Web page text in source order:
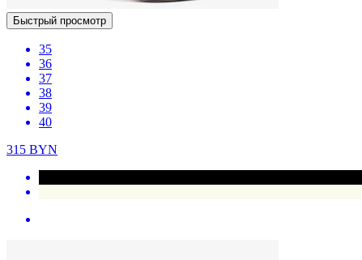
Быстрый просмотр
35
36
37
38
39
40
315 BYN